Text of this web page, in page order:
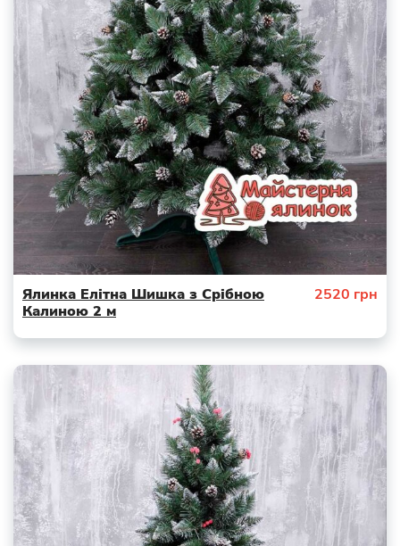
Ялинка Елітна Шишка з Срібною
Калиною 2 м
2520 грн